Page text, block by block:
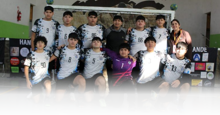
Las selecciones que juegan en un continente diferente
al suyo